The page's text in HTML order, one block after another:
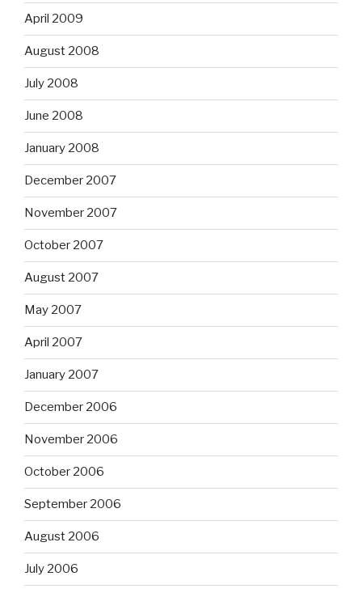
April 2009
August 2008
July 2008
June 2008
January 2008
December 2007
November 2007
October 2007
August 2007
May 2007
April 2007
January 2007
December 2006
November 2006
October 2006
September 2006
August 2006
July 2006